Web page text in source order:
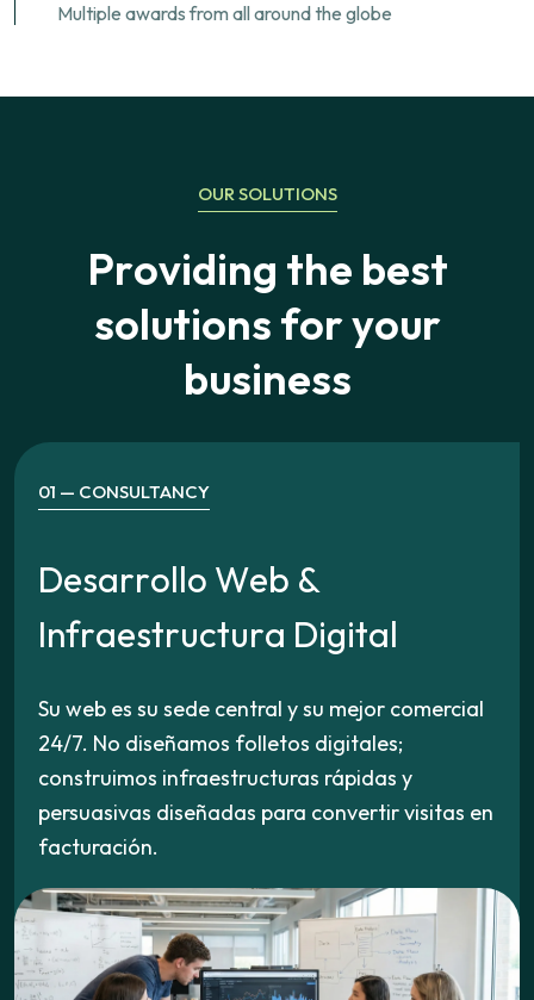
Multiple awards from all around the globe
OUR SOLUTIONS
Providing the best
solutions foryour
business
01 — CONSULTANCY
Desarrollo Web &
Infraestructura Digital
Su web es su sede central y su mejor comercial
24/7. No diseñamos folletos digitales;
construimos infraestructuras rápidas y
persuasivas diseñadas para convertir visitas en
facturación.